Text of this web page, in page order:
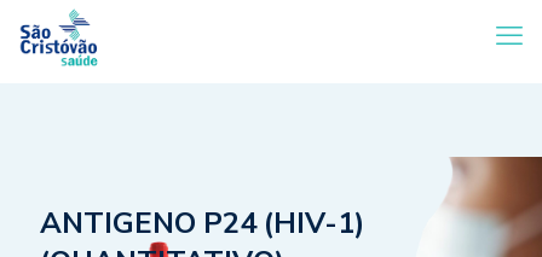
ANTIGENO P24 (HIV-1)